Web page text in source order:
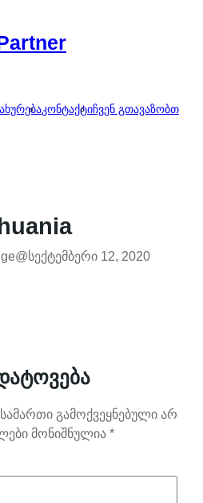
კონტაქტიჩვენ გთავაზობთ
სექტემბერი 12, 2020
გამოქვეყნებული არ
მონიშნულია *